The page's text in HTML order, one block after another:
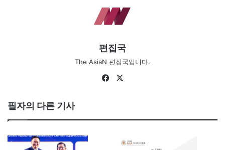
편집국
The AsiaN 편집국입니다.
Fa
필자의 다른 기사